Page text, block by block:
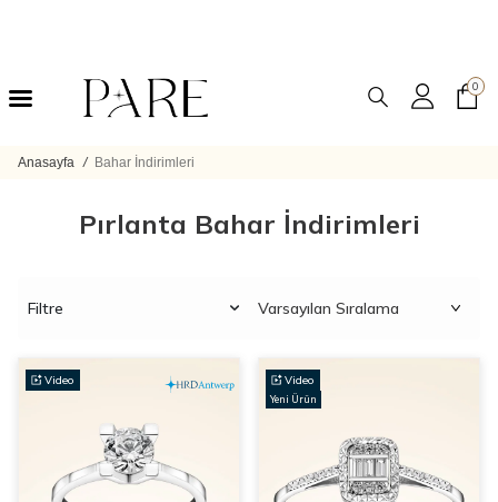
0
Anasayfa / Bahar İndirimleri
Pırlanta Bahar İndirimleri
Filtre
Video Video
Yeni Ürün